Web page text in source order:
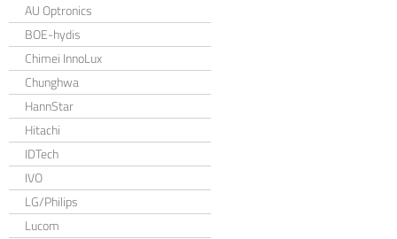
AU Optronics
BOE-hydis
Chimei InnoLux
Chunghwa
HannStar
Hitachi
IDTech
IVO
LG/Philips
Lucom